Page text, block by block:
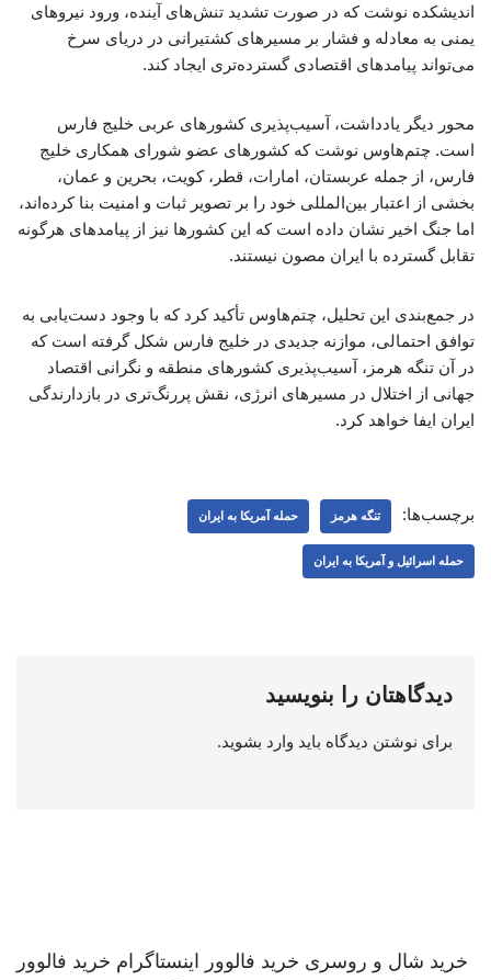
اندیشکده نوشت که در صورت تشدید تنش‌های آینده، ورود نیروهای
یمنی به معادله و فشار بر مسیرهای کشتیرانی در دریای سرخ
می‌تواند پیامدهای اقتصادی گسترده‌تری ایجاد کند.
محور دیگر یادداشت، آسیب‌پذیری کشورهای عربی خلیج فارس
است. چتم‌هاوس نوشت که کشورهای عضو شورای همکاری خلیج
فارس، از جمله عربستان، امارات، قطر، کویت، بحرین و عمان،
بخشی از اعتبار بین‌المللی خود را بر تصویر ثبات و امنیت بنا کرده‌اند،
اما جنگ اخیر نشان داده است که این کشورها نیز از پیامدهای هرگونه
تقابل گسترده با ایران مصون نیستند.
در جمع‌بندی این تحلیل، چتم‌هاوس تأکید کرد که با وجود دست‌یابی به
توافق احتمالی، موازنه جدیدی در خلیج فارس شکل گرفته است که
در آن تنگه هرمز، آسیب‌پذیری کشورهای منطقه و نگرانی اقتصاد
جهانی از اختلال در مسیرهای انرژی، نقش پررنگ‌تری در بازدارندگی
ایران ایفا خواهد کرد.
برچسب‌ها: تنگه هرمز حمله آمریکا به ایران
حمله اسرائیل و آمریکا به ایران
دیدگاهتان را بنویسید
برای نوشتن دیدگاه باید وارد بشوید.
خرید شال و روسری خرید فالوور اینستاگرام خرید فالوور